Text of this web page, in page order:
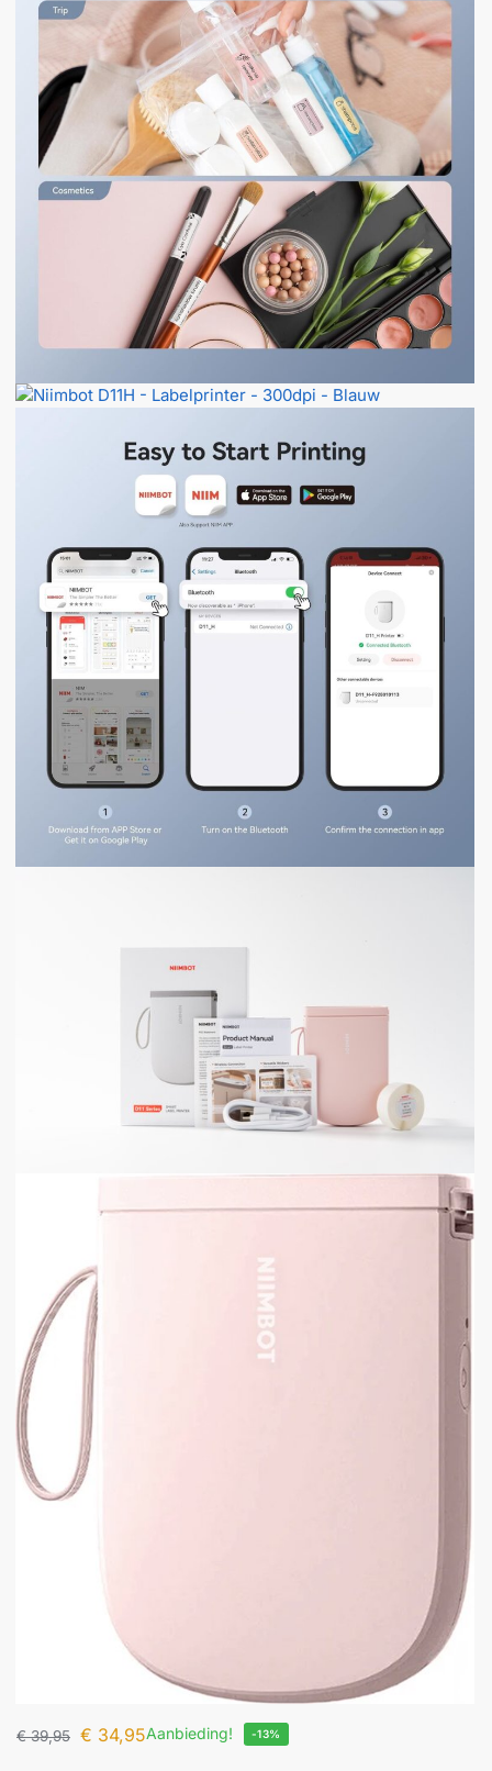
Aanbieding!
€39,95 € 34,95 -13%